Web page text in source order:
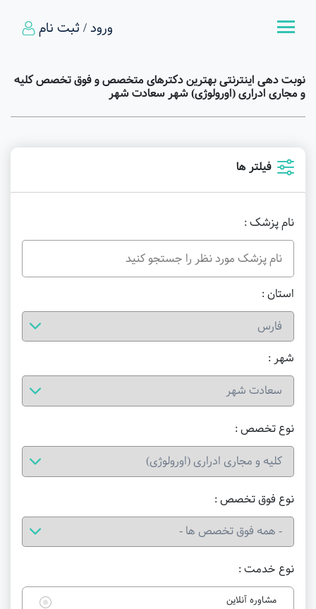
ورود / ثبت نام
نوبت دهی اینترنتی بهترین دکترهای متخصص و فوق تخصص کلیه
و مجاری ادراری (اورولوژی) شهر سعادت شهر
فیلتر ها
نام پزشک :
استان :
شهر :
نوع خدمت :
مشاوره آنلاین
نوع تخصص :
نوع فوق تخصص :